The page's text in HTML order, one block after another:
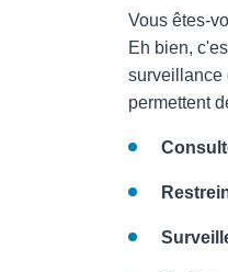
Vous êtes-
Eh bien,
surveillance
permettent